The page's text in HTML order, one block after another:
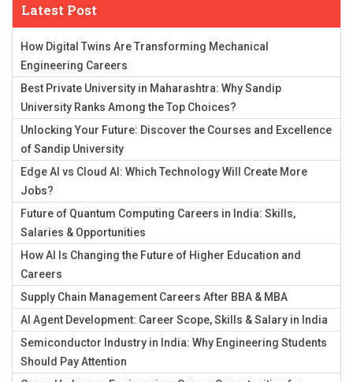
Latest Post
How Digital Twins Are Transforming Mechanical
Engineering Careers
Best Private University in Maharashtra: Why Sandip
University Ranks Among the Top Choices?
Unlocking Your Future: Discover the Courses and Excellence
of Sandip University
Edge AI vs Cloud AI: Which Technology Will Create More
Jobs?
Future of Quantum Computing Careers in India: Skills,
Salaries & Opportunities
How AI Is Changing the Future of Higher Education and
Careers
Supply Chain Management Careers After BBA & MBA
AI Agent Development: Career Scope, Skills & Salary in India
Semiconductor Industry in India: Why Engineering Students
Should Pay Attention